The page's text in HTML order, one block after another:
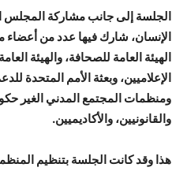
الجلسة إلى جانب مشاركة
الإنسان، شارك فيها عدد من
الهيئة العامة للصحافة، والهيئة
الإعلاميين، وبعثة الأمم المتحدة
ومنظمات المجتمع المدني الغير
والقانونيين، والأكاديميين.
هذا وقد كانت الجلسة بتنظيم